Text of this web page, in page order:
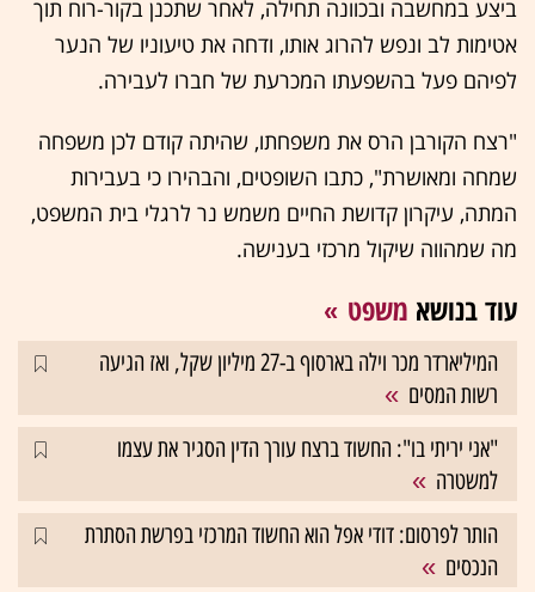
ביצע במחשבה ובכוונה תחילה, לאחר שתכנן בקור-רוח תוך
אטימות לב ונפש להרוג אותו, ודחה את טיעוניו של הנער
לפיהם פעל בהשפעתו המכרעת של חברו לעבירה.
"רצח הקורבן הרס את משפחתו, שהיתה קודם לכן משפחה
שמחה ומאושרת", כתבו השופטים, והבהירו כי בעבירות
המתה, עיקרון קדושת החיים משמש נר לרגלי בית המשפט,
מה שמהווה שיקול מרכזי בענישה.
עוד בנושא משפט
המיליארדר מכר וילה בארסוף ב-27 מיליון שקל, ואז הגיעה
רשות המסים
"אני יריתי בו": החשוד ברצח עורך הדין הסגיר את עצמו
למשטרה
הותר לפרסום: דודי אפל הוא החשוד המרכזי בפרשת הסתרת
הנכסים